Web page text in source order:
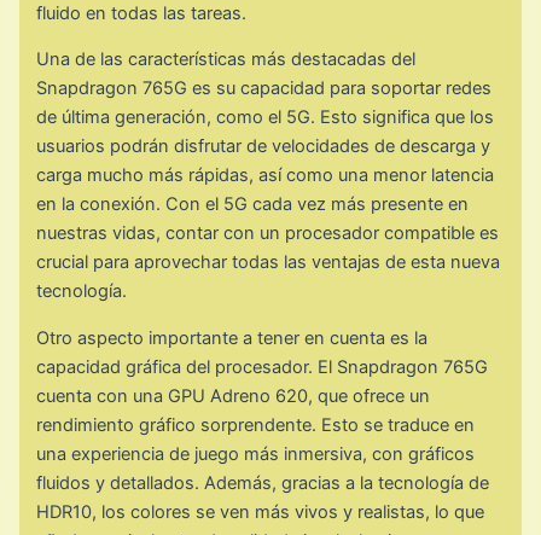
fluido en todas las tareas.
Una de las características más destacadas del
Snapdragon 765G es su capacidad para soportar redes
de última generación, como el 5G. Esto significa que los
usuarios podrán disfrutar de velocidades de descarga y
carga mucho más rápidas, así como una menor latencia
en la conexión. Con el 5G cada vez más presente en
nuestras vidas, contar con un procesador compatible es
crucial para aprovechar todas las ventajas de esta nueva
tecnología.
Otro aspecto importante a tener en cuenta es la
capacidad gráfica del procesador. El Snapdragon 765G
cuenta con una GPU Adreno 620, que ofrece un
rendimiento gráfico sorprendente. Esto se traduce en
una experiencia de juego más inmersiva, con gráficos
fluidos y detallados. Además, gracias a la tecnología de
HDR10, los colores se ven más vivos y realistas, lo que